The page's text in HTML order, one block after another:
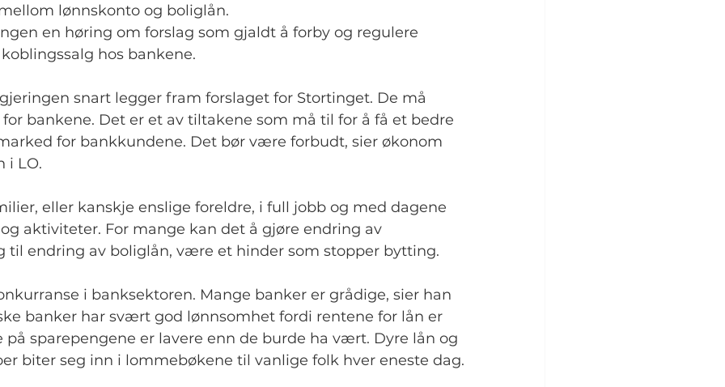
lønnskonto og boliglån.
en høring om forslag som gjaldt å forby og regulere
hos bankene.
snart legger fram forslaget for Stortinget. De må
bankene. Det er et av tiltakene som må til for å få et bedre
for bankkundene. Det bør være forbudt, sier økonom
i LO.
eller kanskje enslige foreldre, i full jobb og med dagene
aktiviteter. For mange kan det å gjøre endring av
til endring av boliglån, være et hinder som stopper bytting.
i banksektoren. Mange banker er grådige, sier han
banker har svært god lønnsomhet fordi rentene for lån er
på sparepengene er lavere enn de burde ha vært. Dyre lån og
biter seg inn i lommebøkene til vanlige folk hver eneste dag.